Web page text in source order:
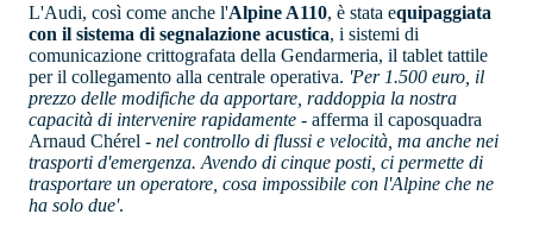
L'Audi, così come anche l'Alpine A110, è stata equipaggiata
con il sistema di segnalazione acustica, i sistemi di
comunicazione crittografata della Gendarmeria, il tablet tattile
per il collegamento alla centrale operativa. 'Per 1.500 euro, il
prezzo delle modifiche da apportare, raddoppia la nostra
capacità di intervenire rapidamente - afferma il caposquadra
Arnaud Chérel - nel controllo di flussi e velocità, ma anche nei
trasporti d'emergenza. Avendo di cinque posti, ci permette di
trasportare un operatore, cosa impossibile con l'Alpine che ne
ha solo due'.